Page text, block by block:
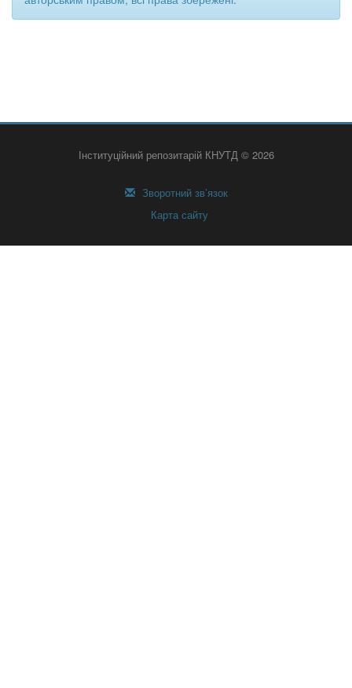
Інституційний репозитарій КНУТД © 2026
Зворотний зв’язок
Карта сайту